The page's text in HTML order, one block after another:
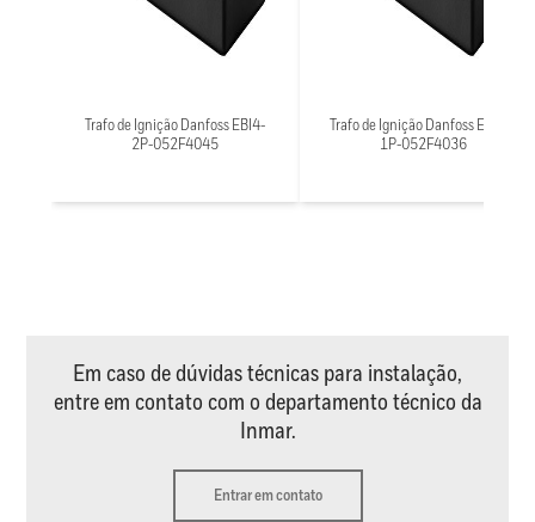
Trafo de Ignição Danfoss EBI4-
2P-052F4045
Trafo de Ignição Danfoss EBI4C-
1P-052F4036
Em caso de dúvidas técnicas para instalação,
entre em contato com o departamento técnico da
Inmar.
Entrar em contato